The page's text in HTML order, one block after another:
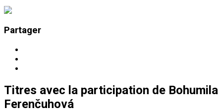
Partager
Titres avec la participation de Bohumila
Ferenčuhová